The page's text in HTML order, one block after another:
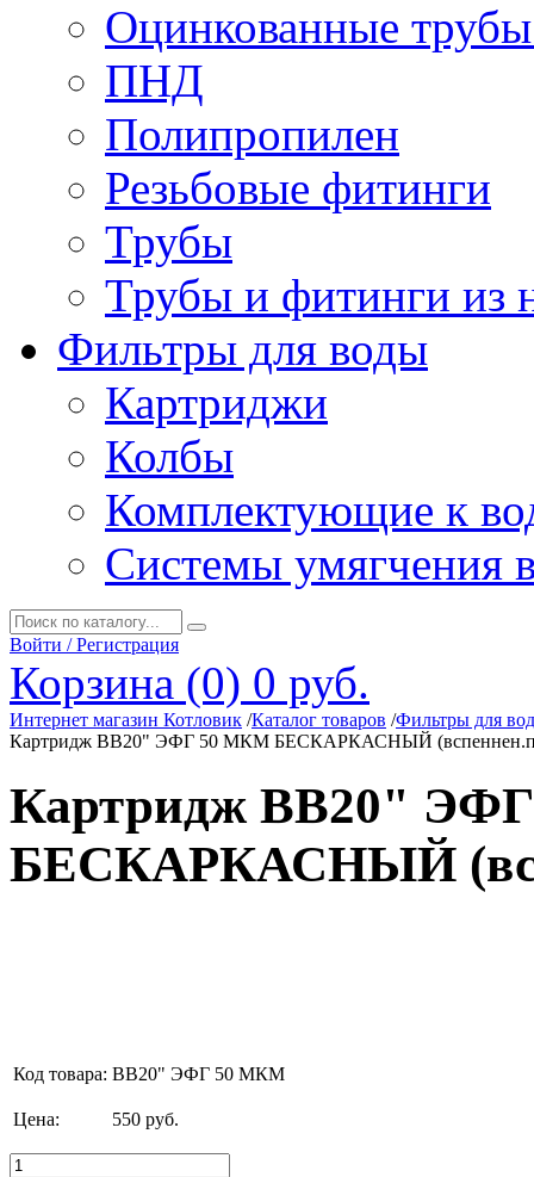
Оцинкованные
ПНД
Полипропилен
Резьбовые фитинги
Трубы
Трубы и фитинги из
Фильтры для воды
Картриджи
Колбы
Комплектующие к
Системы умягчения
Войти / Регистрация
Корзина (0) 0 руб.
Интернет магазин Котловик /Каталог товаров /Фильтры для
Картридж ВВ20" ЭФГ 50 МКМ БЕСКАРКАСНЫЙ
Картридж ВВ20"
БЕСКАРКАСНЫЙ
Код товара: ВВ20" ЭФГ 50 МКМ
Цена: 550 руб.